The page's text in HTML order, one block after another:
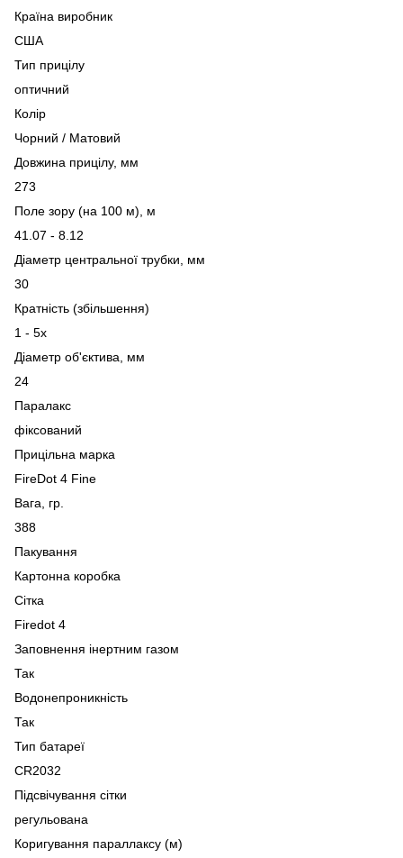
Країна виробник
США
Тип прицілу
оптичний
Колір
Чорний / Матовий
Довжина прицілу, мм
273
Поле зору (на 100 м), м
41.07 - 8.12
Діаметр центральної трубки, мм
30
Кратність (збільшення)
1 - 5х
Діаметр об'єктива, мм
24
Паралакс
фіксований
Прицільна марка
FireDot 4 Fine
Вага, гр.
388
Пакування
Картонна коробка
Сітка
Firedot 4
Заповнення інертним газом
Так
Водонепроникність
Так
Тип батареї
CR2032
Підсвічування сітки
регульована
Коригування параллаксу (м)